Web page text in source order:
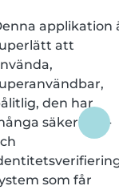
applikation
att
den har
säkerhets-
som får